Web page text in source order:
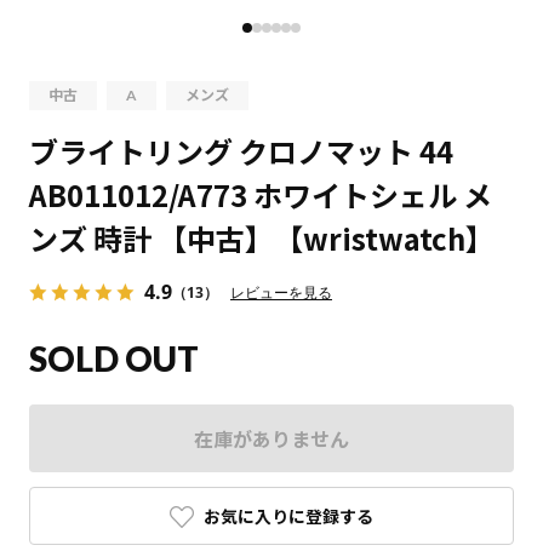
中古 A メンズ
ブライトリング クロノマット 44
AB011012/A773 ホワイトシェル メ
ンズ 時計 【中古】【wristwatch】
4.9 （13） レビューを見る
SOLD OUT
在庫がありません
お気に入りに登録する